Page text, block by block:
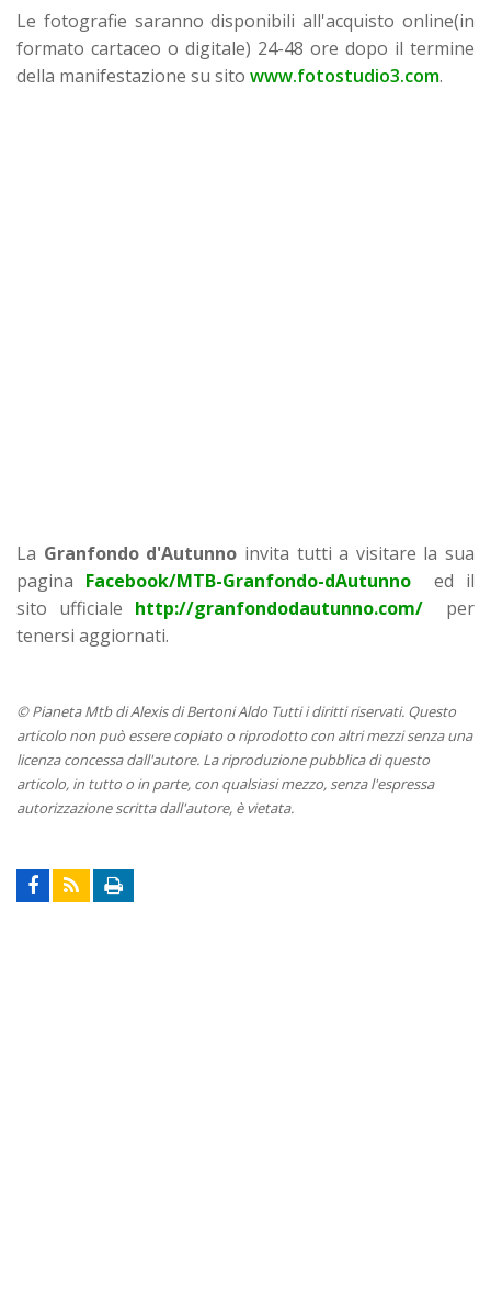
Le fotografie saranno disponibili all'acquisto online(in
formato cartaceo o digitale) 24-48 ore dopo il termine
della manifestazione su sito www.fotostudio3.com.
La Granfondo d'Autunno invita tutti a visitare la sua
pagina Facebook/MTB-Granfondo-dAutunnoed il
sito ufficiale http://granfondodautunno.com/per
tenersi aggiornati.
© Pianeta Mtb di Alexis di Bertoni Aldo Tutti i diritti riservati. Questo
articolo non può essere copiato o riprodotto con altri mezzi senza una
licenza concessa dall'autore. La riproduzione pubblica di questo
articolo, in tutto o in parte, con qualsiasi mezzo, senza l'espressa
autorizzazione scritta dall'autore, è vietata.